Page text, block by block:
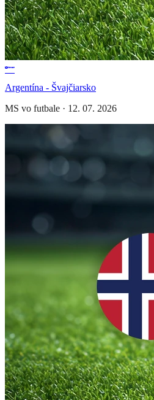
Argentína - Švajčiarsko
MS vo futbale · 12. 07. 2026